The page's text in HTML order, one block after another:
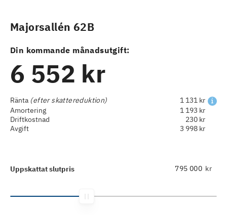
Majorsallén 62B
Din kommande månadsutgift:
6 552 kr
Ränta (efter skattereduktion)
1 131 kr
Amortering
1 193 kr
Driftkostnad
230 kr
Avgift
3 998 kr
Uppskattat slutpris kr